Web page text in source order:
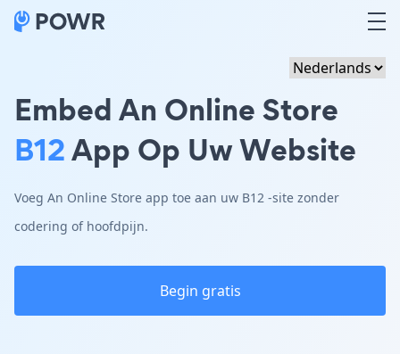
Embed An Online Store
B12App Op Uw Website
Voeg An Online Store app toe aan uw B12 -site zonder
codering of hoofdpijn.
Begin gratis